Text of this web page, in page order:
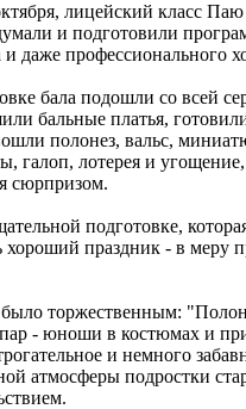
лицейский класс
и подготовили
и даже профессионального
бала подошли со всей
бальные платья,
полонез, вальс,
галоп, лотерея и
сюрпризом.
подготовке,
хороший праздник - в меру
торжественным:
- юноши в костюмах и
и немного
атмосферы подростки